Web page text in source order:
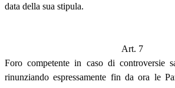
data della sua stipula.
Art. 7
Foro competente in caso di controversie
rinunziando espressamente fin da ora le